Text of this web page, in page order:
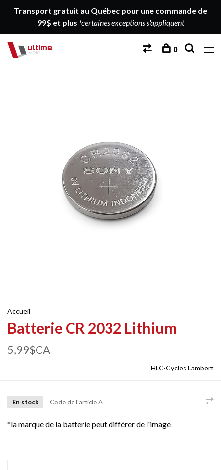
Transport gratuit au Québec pour une commande de
99$ et plus *certaines exceptions s'appliquent
0
Accueil
Batterie CR 2032 Lithium
5,99$CA
HLC-Cycles Lambert
En stock Code de l'articleA
*la marque de la batterie peut différer de l'image